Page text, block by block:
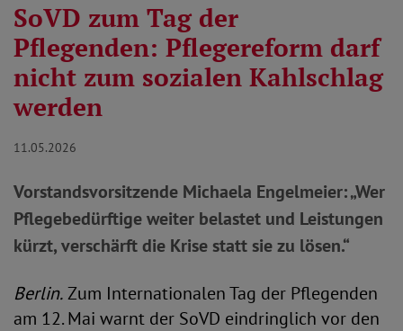
SoVD zum Tag der
Pflegenden: Pflegereform darf
nicht zum sozialen Kahlschlag
werden
11.05.2026
Vorstandsvorsitzende Michaela Engelmeier: „Wer
Pflegebedürftige weiter belastet und Leistungen
kürzt, verschärft die Krise statt sie zu lösen.“
Berlin.Zum Internationalen Tag der Pflegenden
am 12. Mai warnt der SoVD eindringlich vor den